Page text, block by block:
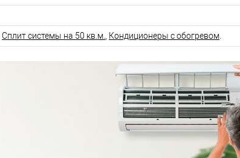
Сплит системы на 50 кв.м., Кондиционеры с обогревом.